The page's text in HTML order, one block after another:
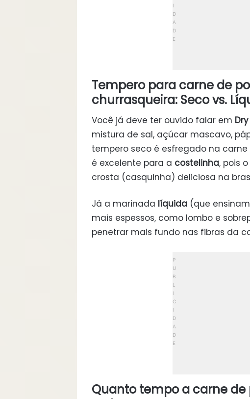
Tempero para carne de
churrasqueira: Seco vs.
Você já deve ter ouvido falar em
mistura de sal, açúcar mascavo,
tempero seco é esfregado na
é excelente para a costelinha, pois
crosta (casquinha) deliciosa na
Já a marinada líquida (que
mais espessos, como lombo e
penetrar mais fundo nas fibras da
Quanto tempo a carne